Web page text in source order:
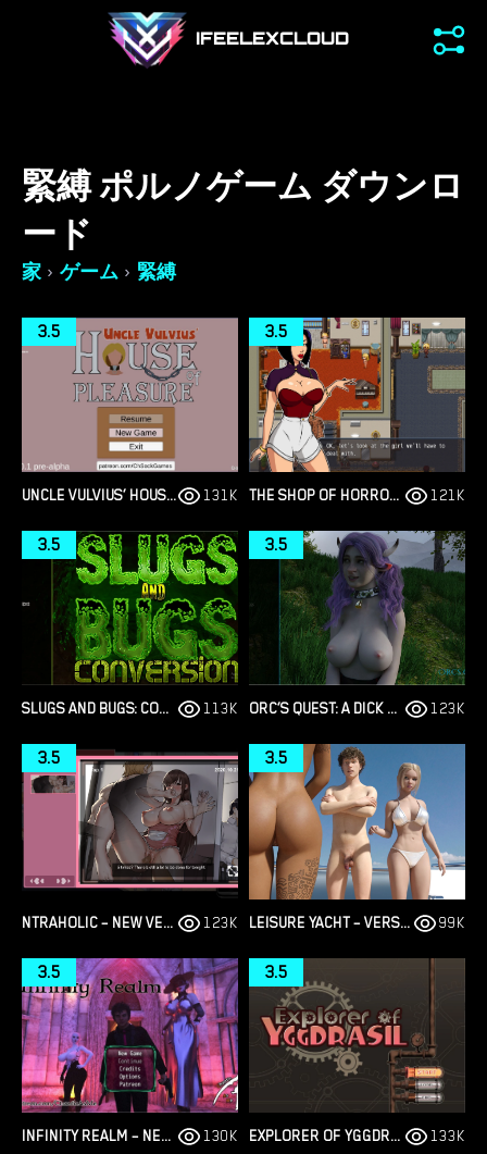
IFEELEXCLOUD
緊縛 ポルノゲーム ダウンロ
ード
家 › ゲーム › 緊縛
UNCLE VULVIUS’ HOUSE OF PLEASURE – NEW VERSION 0.14.1 [CHERRYSOCK]
3.5
131K THE SHOP OF HORRORS – FINAL VERSION 1.0 [FUTABOX]
3.5
121K
SLUGS AND BUGS: CONVERSION – NEW VERSION 0.7.1 [ANAXIMANES]
3.5
113K ORC’S QUEST: A DICK GIRL’S TALE – NEW VERSION 0.2 [ORCSMASTER]
3.5
123K
NTRAHOLIC – NEW VERSION 3.3.3U [TIRAMISU]
3.5
123K LEISURE YACHT – VERSION 1.0.1 [THEMOONPEACH]
3.5
99K
INFINITY REALM – NEW VERSION 0.5.0 [CHAOTIC ASME]
3.5
130K EXPLORER OF YGGDRASIL – VERSION 1.01 (FULL GAME) [BLACK TRAIN / KAGURA GAMES]
3.5
133K